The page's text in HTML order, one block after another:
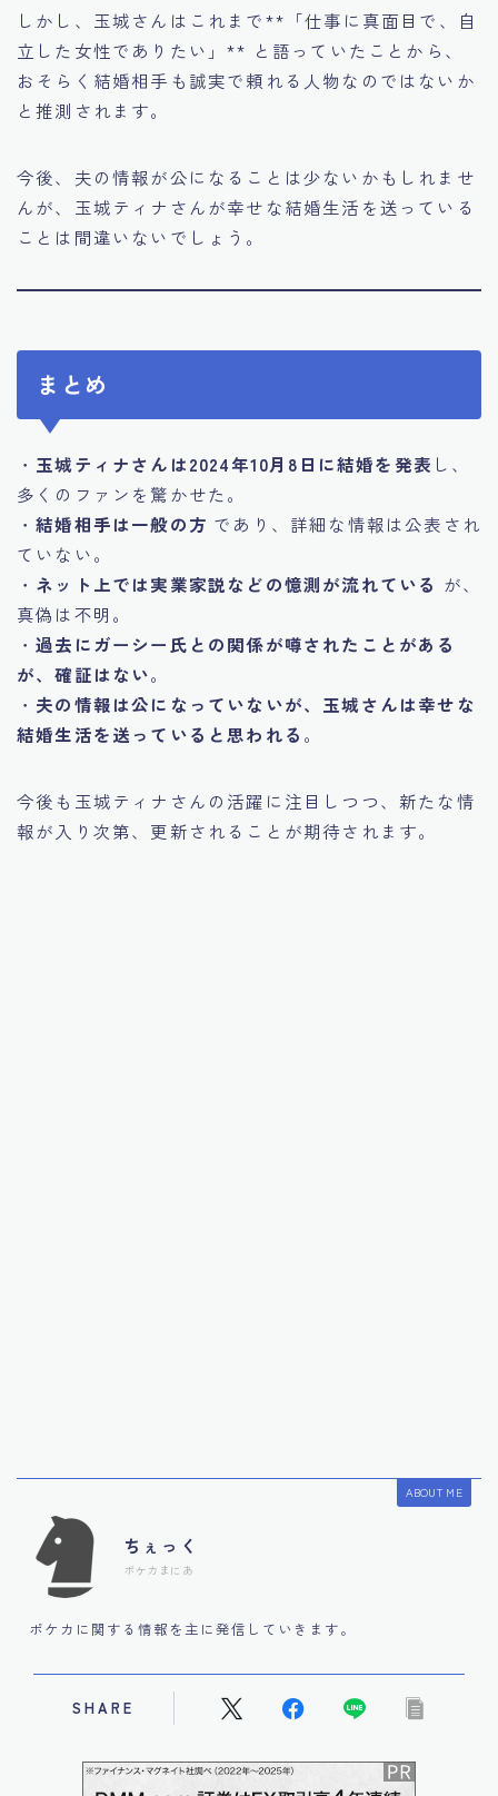
しかし、玉城さんはこれまで**「仕事に真面目で、自
立した女性でありたい」** と語っていたことから、
おそらく結婚相手も誠実で頼れる人物なのではないか
と推測されます。
今後、夫の情報が公になることは少ないかもしれませ
んが、玉城ティナさんが幸せな結婚生活を送っている
ことは間違いないでしょう。
まとめ
・ 玉城ティナさんは2024年10月8日に結婚を発表 し、
多くのファンを驚かせた。
・結婚相手は一般の方 であり、詳細な情報は公表され
ていない。
・ ネット上では実業家説などの憶測が流れている が、
真偽は不明。
・過去にガーシー氏との関係が噂されたことがある
が、確証はない。
・ 夫の情報は公になっていないが、玉城さんは幸せな
結婚生活を送っていると思われる 。
今後も玉城ティナさんの活躍に注目しつつ、新たな情
報が入り次第、更新されることが期待されます。
ABOUT ME
ちぇっく
ポケカまにあ
ポケカに関する情報を主に発信していきます。
SHARE